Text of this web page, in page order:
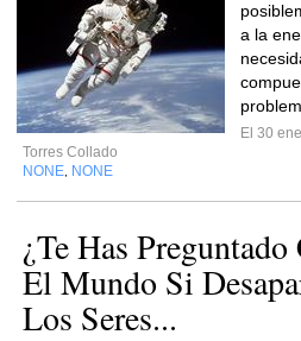
a la
El 30
Torres Collado
NONE NONE
¿Te Has
El Mundo Si
Los Seres...